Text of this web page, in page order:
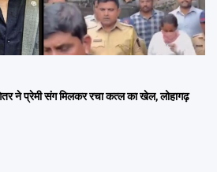
ने प्रेमी संग मिलकर रचा कत्ल का खेल, लोहागढ़